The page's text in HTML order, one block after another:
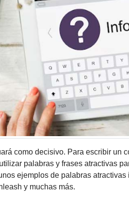
como decisivo. Para escribir un
palabras y frases atractivas
ejemplos de palabras
y muchas más.